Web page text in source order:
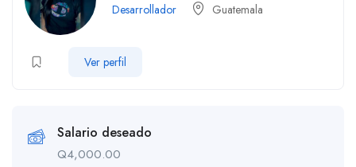
Desarrollador Guatemala
Ver perfil
Salario deseado
Q4,000.00